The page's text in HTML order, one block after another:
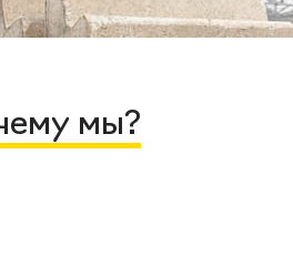
мы?